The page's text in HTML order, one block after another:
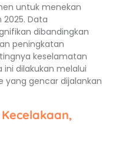
untuk menekan
Data
dibandingkan
peningkatan
keselamatan
dilakukan melalui
yang gencar dijalankan